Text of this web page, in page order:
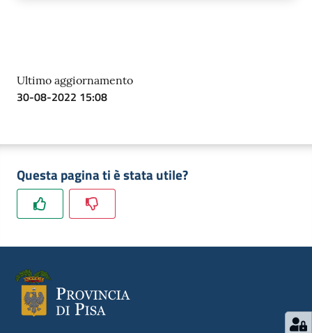
Ultimo aggiornamento
30-08-2022 15:08
Questa pagina ti è stata utile?